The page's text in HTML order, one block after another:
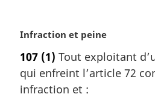
N
t
e
m
Infraction et peine
107 (1) Tout exploitant
qui enfreint l’article 72
infraction et :